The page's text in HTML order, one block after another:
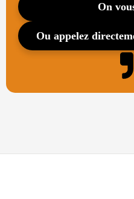
on
ou appelez